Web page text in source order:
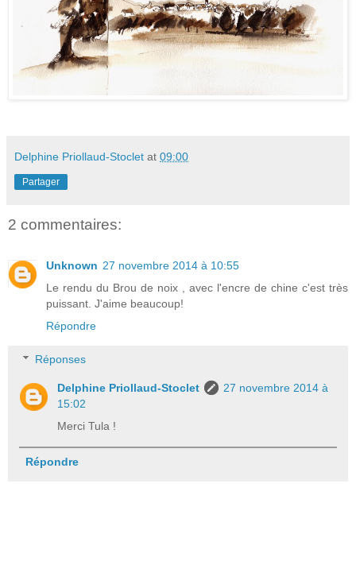
Delphine Priollaud-Stoclet at 09:00
Partager
2 commentaires:
Unknown 27 novembre 2014 à 10:55
Le rendu du Brou de noix , avec l'encre de chine c'est très
puissant. J'aime beaucoup!
Répondre
Réponses
Delphine Priollaud-Stoclet
27 novembre 2014 à
15:02
Merci Tula !
Répondre